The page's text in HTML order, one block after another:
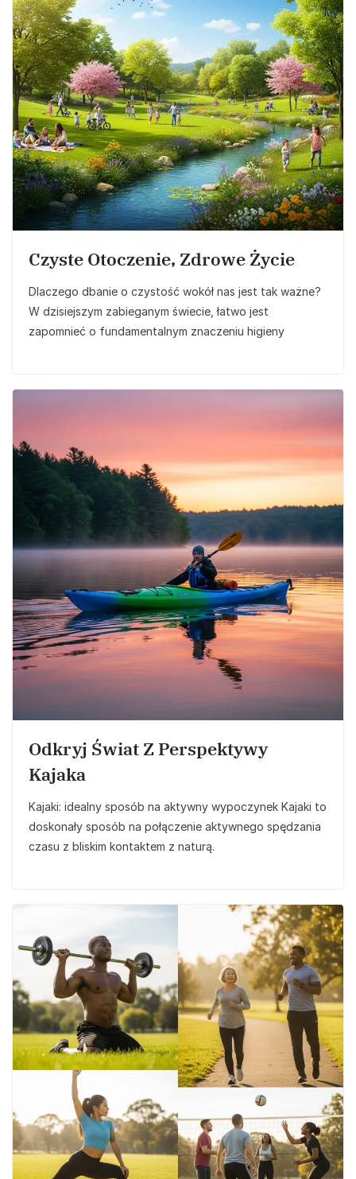
Czyste Otoczenie, Zdrowe Życie
Dlaczego dbanie o czystość wokół nas jest tak ważne?
W dzisiejszym zabieganym świecie, łatwo jest
zapomnieć o fundamentalnym znaczeniu higieny
Odkryj Świat Z Perspektywy
Kajaka
Kajaki: idealny sposób na aktywny wypoczynek Kajaki to
doskonały sposób na połączenie aktywnego spędzania
czasu z bliskim kontaktem z naturą.